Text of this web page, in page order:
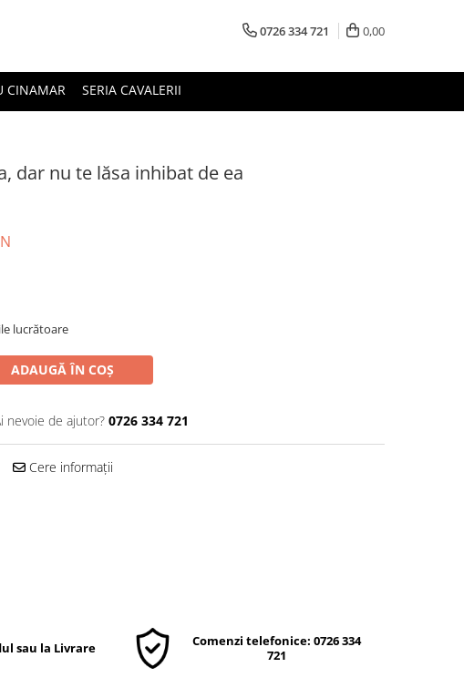
0726 334 721 0,00
CINAMAR SERIA CAVALERII
dar nu te lăsa inhibat de ea
lucrătoare
ADAUGĂ ÎN COȘ
nevoie de ajutor? 0726 334 721
Cere informații
sau la Livrare
Comenzi telefonice: 0726 334
721